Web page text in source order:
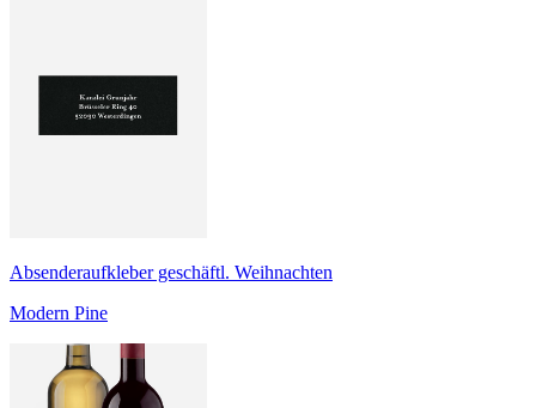
Absenderaufkleber geschäftl. Weihnachten
Modern Pine